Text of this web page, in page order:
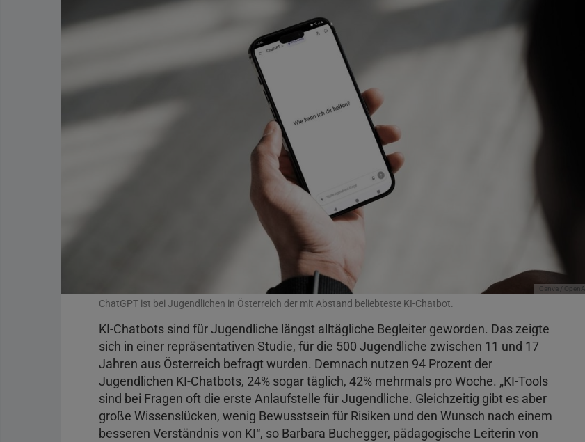
Canva / OpenAI
ChatGPT ist bei Jugendlichen in Österreich der mit Abstand beliebteste KI-Chatbot.
KI-Chatbots sind für Jugendliche längst alltägliche Begleiter geworden. Das zeigte
sich in einer repräsentativen Studie, für die 500 Jugendliche zwischen 11 und 17
Jahren aus Österreich befragt wurden. Demnach nutzen 94 Prozent der
Jugendlichen KI-Chatbots, 24% sogar täglich, 42% mehrmals pro Woche. „KI-Tools
sind bei Fragen oft die erste Anlaufstelle für Jugendliche. Gleichzeitig gibt es aber
große Wissenslücken, wenig Bewusstsein für Risiken und den Wunsch nach einem
besseren Verständnis von KI“, so Barbara Buchegger, pädagogische Leiterin von